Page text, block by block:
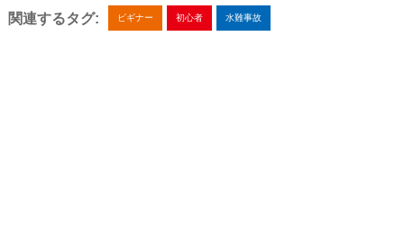
関連するタグ: ビギナー 初心者 水難事故